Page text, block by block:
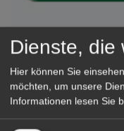
Kientzler
& Co KG
Gärtner im
(Geselle/Meister/
Dienste, die
Hier können Sie
möchten, um unsere
Informationen lesen Sie